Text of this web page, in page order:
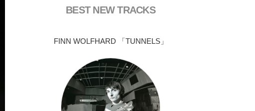
BEST NEW TRACKS
FINN WOLFHARD 「TUNNELS」